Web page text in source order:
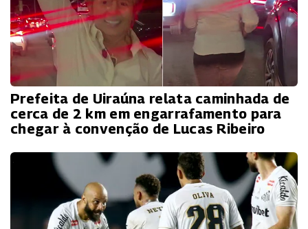
Prefeita de Uiraúna relata caminhada de
cerca de 2 km em engarrafamento para
chegar à convenção de Lucas Ribeiro